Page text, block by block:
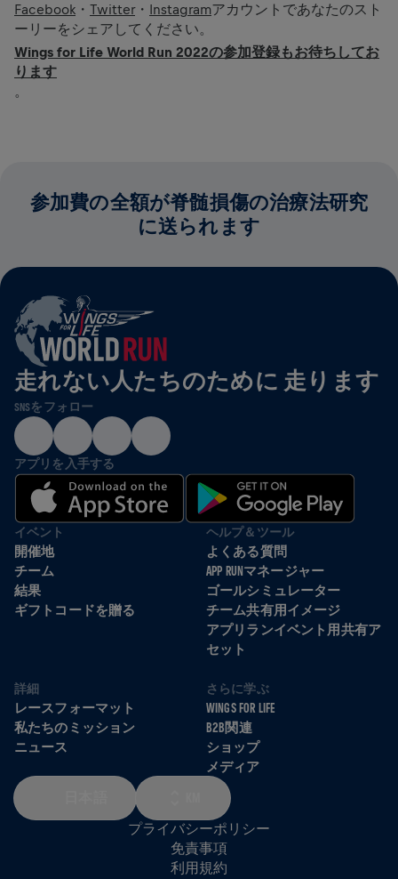
Facebook ・ Twitter・ Instagramアカウントであなたのスト
ーリーをシェアしてください。
Wings for Life World Run 2022の参加登録もお待ちしてお
ります
。
参加費の全額が脊髄損傷の治療法研究
に送られます
走れない人たちのために 走ります
SNSをフォロー
アプリを入手する
イベント
開催地
チーム
結果
ギフトコードを贈る
ヘルプ＆ツール
よくある質問
APP RUNマネージャー
ゴールシミュレーター
チーム共有用イメージ
アプリランイベント用共有ア
セット
詳細
レースフォーマット
私たちのミッション
ニュース
さらに学ぶ
WINGS FOR LIFE
B2B関連
ショップ
メディア
プライバシーポリシー
免責事項
利用規約